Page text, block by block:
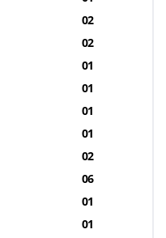
02
02
01
01
01
01
02
06
01
01